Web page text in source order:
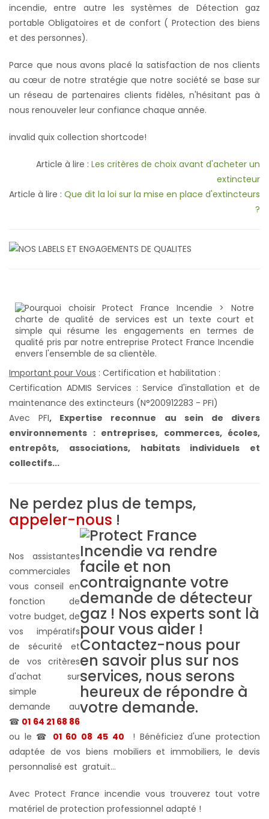
incendie, entre autre les systèmes de Détection gaz
portable Obligatoires et de confort ( Protection des biens
et des personnes).
Parce que nous avons placé la satisfaction de nos clients
au cœur de notre stratégie que notre société se base sur
un réseau de partenaires clients fidèles, n'hésitant pas à
nous renouveler leur confiance chaque année.
invalid quix collection shortcode!
Article à lire : Les critères de choix avant d'acheter un
extincteur
Article à lire : Que dit la loi sur la mise en place d'extincteurs
?
Important pour Vous : Certification et habilitation :
Certification ADMIS Services : Service d'installation et de
maintenance des extincteurs (N°200912283 - PFI)
Avec PFI, Expertise reconnue au sein de divers
environnements : entreprises, commerces, écoles,
entrepôts, associations, habitats individuels et
collectifs...
Ne perdez plus de temps,
appeler-nous !
Nos assistantes
commerciales
vous conseil en
fonction de
votre budget, de
vos impératifs
de sécurité et
de vos critères
d'achat sur
simple
demande au
☎ 01 64 21 68 86
ou le ☎ 01 60 08 45 40
! Bénéficiez d'une protection
adaptée de vos biens mobiliers et immobiliers, le devis
personnalisé est gratuit...
Avec Protect France incendie vous trouverez tout votre
matériel de protection professionnel adapté !